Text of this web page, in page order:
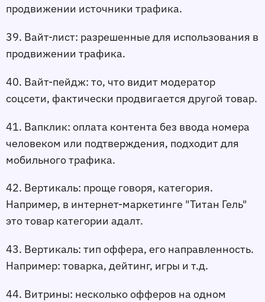
продвижении источники трафика.
39. Вайт-лист: разрешенные для использования в
продвижении трафика.
40. Вайт-пейдж: то, что видит модератор
соцсети, фактически продвигается другой товар.
41. Вапклик: оплата контента без ввода номера
человеком или подтверждения, подходит для
мобильного трафика.
42. Вертикаль: проще говоря, категория.
Например, в интернет-маркетинге "Титан Гель"
это товар категории адалт.
43. Вертикаль: тип оффера, его направленность.
Например: товарка, дейтинг, игры и т.д.
44. Витрины: несколько офферов на одном